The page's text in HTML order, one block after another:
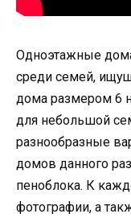
Одноэтажные
среди семей,
дома размером 6
для небольшой
разнообразные
домов данного
пеноблока. К
фотографии, а